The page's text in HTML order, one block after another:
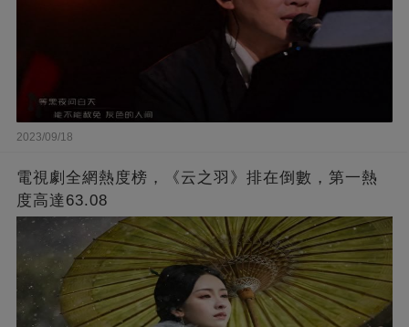
2023/09/18
電視劇全網熱度榜，《云之羽》排在倒數，第一熱
度高達63.08